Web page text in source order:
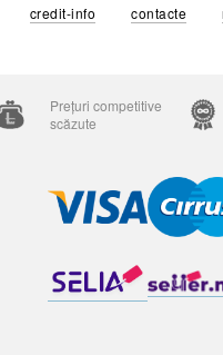
credit-info contacte
Prețuri competitive
scăzute